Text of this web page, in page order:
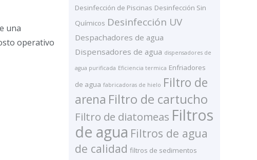
una
operativo
Desinfección de Piscinas Desinfección Sin
Químicos Desinfección UV
Despachadores de agua
Dispensadores de agua dispensadores de
agua purificada Eficiencia termica Enfriadores
de agua fabricadoras de hielo Filtro de
arena Filtro de cartucho
Filtro de diatomeas Filtros
de agua Filtros de agua
de calidad filtros de sedimentos